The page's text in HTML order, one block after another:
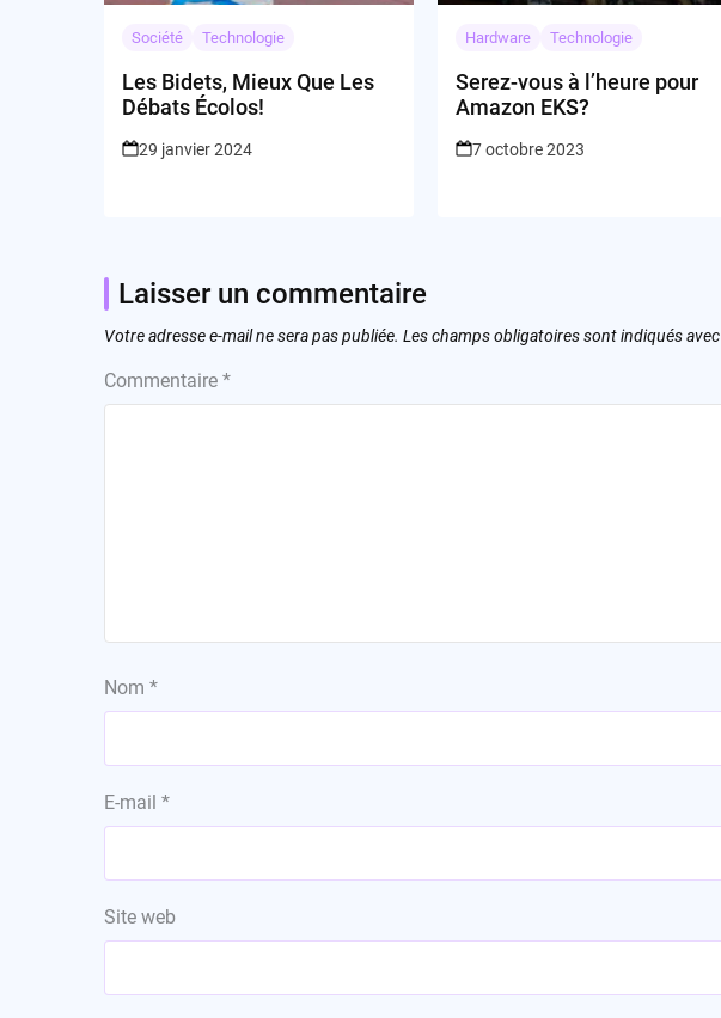
Société Technologie
Les Bidets, Mieux Que Les
Débats Écolos!
29 janvier 2024
Hardware Technologie
Serez-vous à l’heure pour
Amazon EKS?
7 octobre 2023
Laisser un commentaire
Votre adresse e-mail ne sera pas publiée. Les champs obligatoires sont indiqués avec
Commentaire *
Nom *
E-mail *
Site web